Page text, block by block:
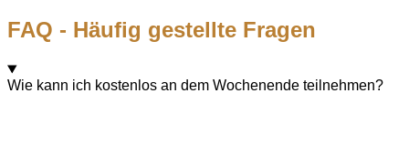
FAQ - Häufig gestellte Fragen
Wie kann ich kostenlos an dem Wochenende teilnehmen?